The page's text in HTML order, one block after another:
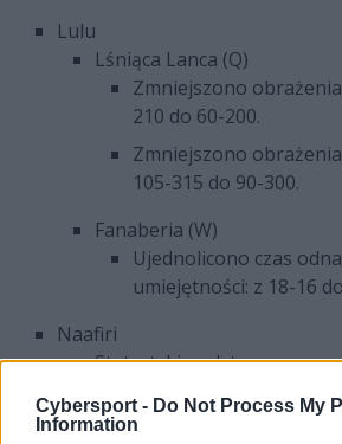
Cybersport - Do Not Process My
Information
Lulu
Lśniąca Lanca (Q)
Zmniejszono
210 do 60-200.
Zmniejszono
105-315 do 90-300.
Fanaberia (W)
Ujednolicono czas
umiejętności: z 18-16
Naafiri
Statystyki podstawowe
Zmniejszono pancerz: z